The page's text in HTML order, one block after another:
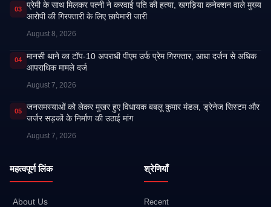
03
प्रेमी के साथ मिलकर पत्नी ने करवाई पति की हत्या, खगड़िया कनेक्शन वाले मुख्य
आरोपी की गिरफ्तारी के लिए छापेमारी जारी
August 8, 2026
04
मानसी थाने का टॉप-10 अपराधी पीएम उर्फ प्रेम गिरफ्तार, आधा दर्जन से अधिक
आपराधिक मामले दर्ज
August 7, 2026
05
जनसमस्याओं को लेकर मुखर हुए विधायक बबलू कुमार मंडल, ड्रेनेज सिस्टम और
जर्जर सड़कों के निर्माण की उठाई मांग
August 7, 2026
महत्वपूर्ण लिंक
About Us
श्रेणियाँ
Recent